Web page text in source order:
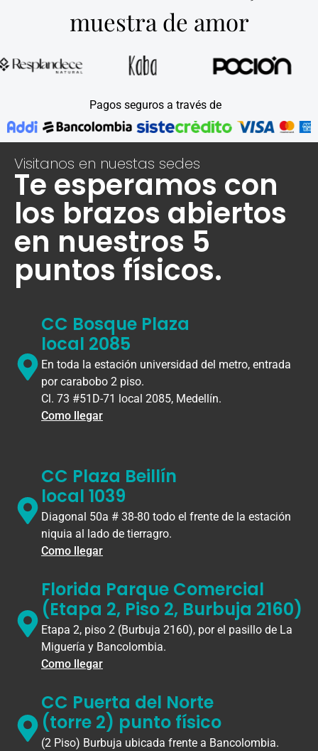
muestra de amor
Pagos seguros a través de
Visitanos en nuestas sedes
Te esperamos con
los brazos abiertos
en nuestros 5
puntos físicos.
CC Bosque Plaza
local 2085
En toda la estación universidad del metro, entrada
por carabobo 2 piso.
Cl. 73 #51D-71 local 2085, Medellín.
Como llegar
CC Plaza Beillín
local 1039
Diagonal 50a # 38-80 todo el frente de la estación
niquia al lado de tierragro.
Como llegar
Florida Parque Comercial
(Etapa 2, Piso 2, Burbuja 2160)
Etapa 2, piso 2 (Burbuja 2160), por el pasillo de La
Miguería y Bancolombia.
Como llegar
CC Puerta del Norte
(torre 2) punto físico
(2 Piso) Burbuja ubicada frente a Bancolombia.